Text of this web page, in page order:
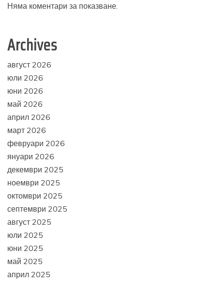
Няма коментари за показване.
Archives
август 2026
юли 2026
юни 2026
май 2026
април 2026
март 2026
февруари 2026
януари 2026
декември 2025
ноември 2025
октомври 2025
септември 2025
август 2025
юли 2025
юни 2025
май 2025
април 2025